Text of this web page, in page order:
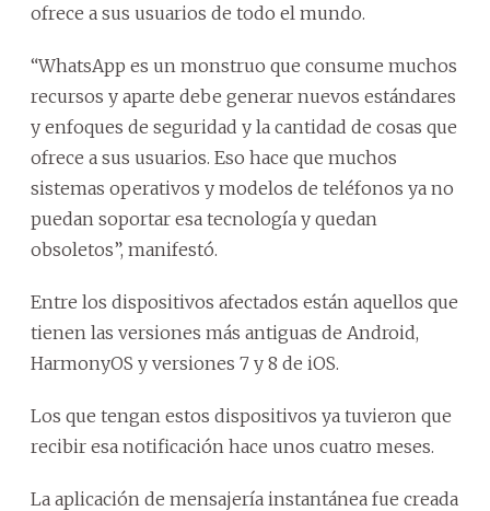
ofrece a sus usuarios de todo el mundo.
“WhatsApp es un monstruo que consume muchos
recursos y aparte debe generar nuevos estándares
y enfoques de seguridad y la cantidad de cosas que
ofrece a sus usuarios. Eso hace que muchos
sistemas operativos y modelos de teléfonos ya no
puedan soportar esa tecnología y quedan
obsoletos”, manifestó.
Entre los dispositivos afectados están aquellos que
tienen las versiones más antiguas de Android,
HarmonyOS y versiones 7 y 8 de iOS.
Los que tengan estos dispositivos ya tuvieron que
recibir esa notificación hace unos cuatro meses.
La aplicación de mensajería instantánea fue creada